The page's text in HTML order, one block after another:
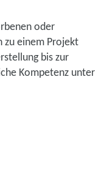
oder
zu einem Projekt
bis zur
Kompetenz unter